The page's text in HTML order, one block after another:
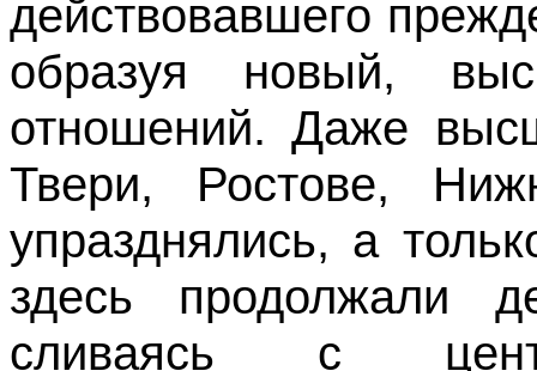
действовавшего
образуя новый,
отношений. Даже
Твери, Ростове,
упразднялись, а
здесь продолжали
сливаясь с